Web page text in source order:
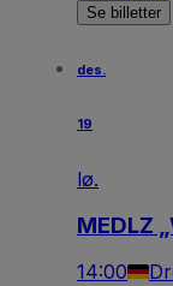
Se billetter
des.
19
lø.
MEDLZ
14:00